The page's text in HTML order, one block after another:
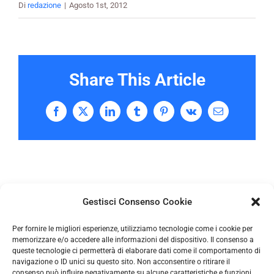
Gestisci Consenso Cookie
Per fornire le migliori esperienze, utilizziamo tecnologie come i cookie per
memorizzare e/o accedere alle informazioni del dispositivo. Il consenso a
queste tecnologie ci permetterà di elaborare dati come il comportamento di
navigazione o ID unici su questo sito. Non acconsentire o ritirare il
Di redazione | Agosto 1st, 2012
Share This Article
Facebook
X LinkedInTumblrPinterestVk Email